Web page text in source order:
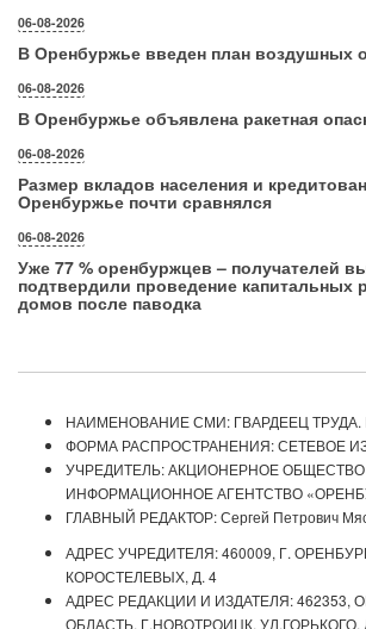
06-08-2026
В Оренбуржье введен план воздушных
06-08-2026
В Оренбуржье объявлена ракетная
06-08-2026
Размер вкладов населения и
Оренбуржье почти сравнялся
06-08-2026
Уже 77 % оренбуржцев – получателей
подтвердили проведение капитальных
домов после паводка
НАИМЕНОВАНИЕ СМИ: ГВАРДЕЕЦ
ФОРМА РАСПРОСТРАНЕНИЯ: СЕТЕВОЕ
УЧРЕДИТЕЛЬ: АКЦИОНЕРНОЕ
ИНФОРМАЦИОННОЕ АГЕНТСТВО
ГЛАВНЫЙ РЕДАКТОР: Сергей Петрович
АДРЕС УЧРЕДИТЕЛЯ: 460009, Г.
КОРОСТЕЛЕВЫХ, Д. 4
АДРЕС РЕДАКЦИИ И ИЗДАТЕЛЯ: 462353,
ОБЛАСТЬ, Г.НОВОТРОИЦК, УЛ.ГОРЬКОГО,